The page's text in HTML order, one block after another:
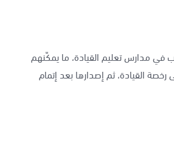
في مدارس تعليم القيادة، ما يمكّنهم
القيادة، ثم إصدارها بعد إتمام